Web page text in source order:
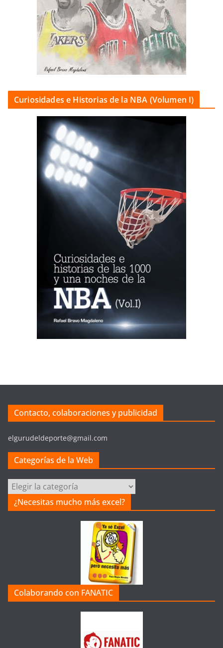
Curiosidades e Historias de la NBA (Volumen I)
Contacto, colaboraciones y publicidad
elgurudeldeporte@gmail.com
Categorías de la Web
Categorías
la
¿Necesitas mucho más excel?
Colaborando con FANATIC